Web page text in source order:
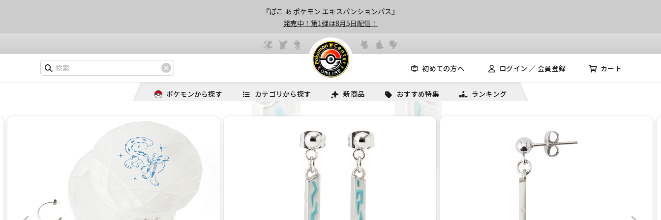
『ぽこ あ ポケモン エキスパンションパス』
発売中！第1弾は8月5日配信！
初めての方へ ログイン ／ 会員登録 カート
ポケモンから探す カテゴリから探す 新商品 おすすめ特集 ランキング